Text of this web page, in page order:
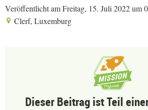
Veröffentlicht am Freitag, 15. Juli 2022 um
Clerf, Luxemburg
Dieser Beitrag ist Teil